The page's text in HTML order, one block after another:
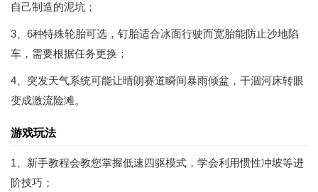
自己制造的泥坑；
3、6种特殊轮胎可选，钉胎适合冰面行驶而宽胎能防止沙地陷
车，需要根据任务更换；
4、突发天气系统可能让晴朗赛道瞬间暴雨倾盆，干涸河床转眼
变成激流险滩。
游戏玩法
1、新手教程会教您掌握低速四驱模式，学会利用惯性冲坡等进
阶技巧；